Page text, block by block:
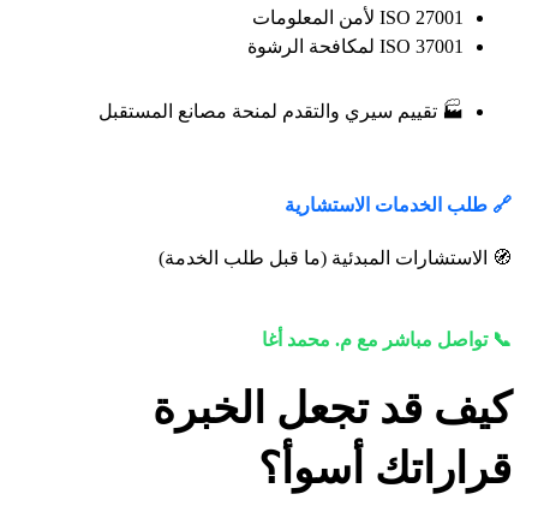
ISO 27001 لأمن المعلومات
ISO 37001 لمكافحة الرشوة
🏭 تقييم سيري والتقدم لمنحة مصانع المستقبل
🔗 طلب الخدمات الاستشارية
🧭 الاستشارات المبدئية (ما قبل طلب الخدمة)
📞 تواصل مباشر مع م. محمد أغا
كيف قد تجعل الخبرة
قراراتك أسوأ؟